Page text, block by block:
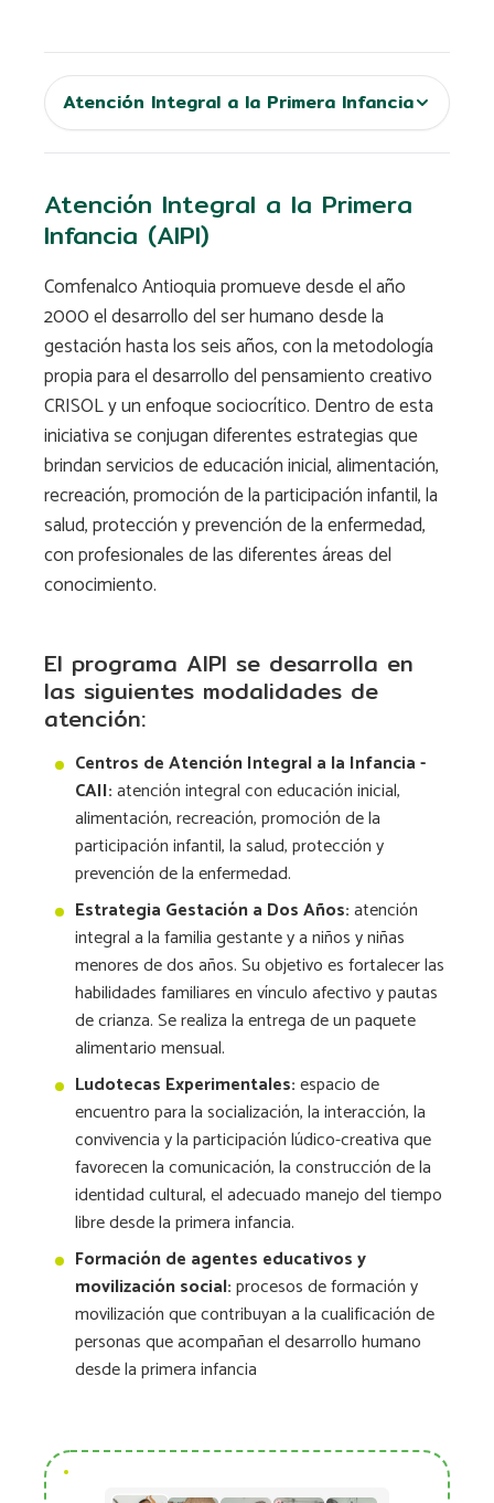
Atención Integral a la Primera Infancia
Atención Integral a la Primera
Infancia (AIPI)
Comfenalco Antioquia promueve desde el año
2000 el desarrollo del ser humano desde la
gestación hasta los seis años, con la metodología
propia para el desarrollo del pensamiento creativo
CRISOL y un enfoque sociocrítico. Dentro de esta
iniciativa se conjugan diferentes estrategias que
brindan servicios de educación inicial, alimentación,
recreación, promoción de la participación infantil, la
salud, protección y prevención de la enfermedad,
con profesionales de las diferentes áreas del
conocimiento.
El programa AIPI se desarrolla en
las siguientes modalidades de
atención:
Centros de Atención Integral a la Infancia -
CAII:atención integral con educación inicial,
alimentación, recreación, promoción de la
participación infantil, la salud, protección y
prevención de la enfermedad.
Estrategia Gestación a Dos Años:atención
integral a la familia gestante y a niños y niñas
menores de dos años. Su objetivo es fortalecer las
habilidades familiares en vínculo afectivo y pautas
de crianza. Se realiza la entrega de un paquete
alimentario mensual.
Ludotecas Experimentales:espacio de
encuentro para la socialización, la interacción, la
convivencia y la participación lúdico-creativa que
favorecen la comunicación, la construcción de la
identidad cultural, el adecuado manejo del tiempo
libre desde la primera infancia.
Formación de agentes educativos y
movilización social:procesos de formación y
movilización que contribuyan a la cualificación de
personas que acompañan el desarrollo humano
desde la primera infancia